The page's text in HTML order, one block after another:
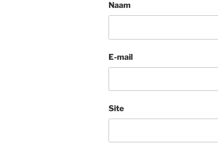
Naam
E-mail
Site